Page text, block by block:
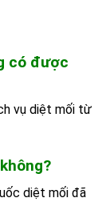
có được
vụ diệt mối từ
diệt mối đã